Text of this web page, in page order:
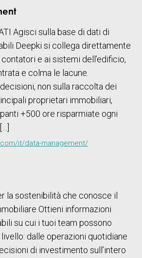
Agisci sulla base di dati di
Deepki si collega direttamente
e ai sistemi dell’edificio,
e colma le lacune.
non sulla raccolta dei
proprietari immobiliari,
+500 ore risparmiate ogni
it/data-management/
la sostenibilità che conosce il
Ottieni informazioni
su cui i tuoi team possono
dalle operazioni quotidiane
di investimento sull’intero